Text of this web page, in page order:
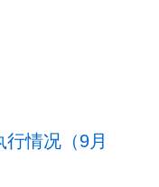
情况（9月